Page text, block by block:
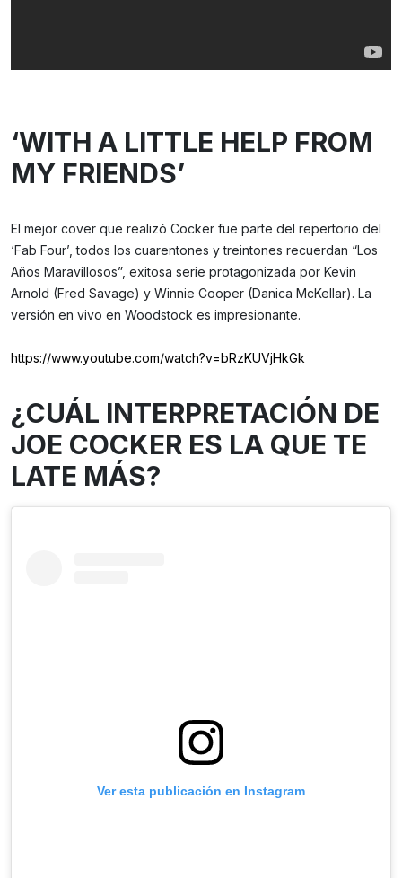
‘WITH A LITTLE HELP FROM
MY FRIENDS’
El mejor cover que realizó Cocker fue parte del repertorio del
‘Fab Four’, todos los cuarentones y treintones recuerdan “Los
Años Maravillosos”, exitosa serie protagonizada por Kevin
Arnold (Fred Savage) y Winnie Cooper (Danica McKellar). La
versión en vivo en Woodstock es impresionante.
https://www.youtube.com/watch?v=bRzKUVjHkGk
¿CUÁL INTERPRETACIÓN DE
JOE COCKER ES LA QUE TE
LATE MÁS?
Ver esta publicación en Instagram